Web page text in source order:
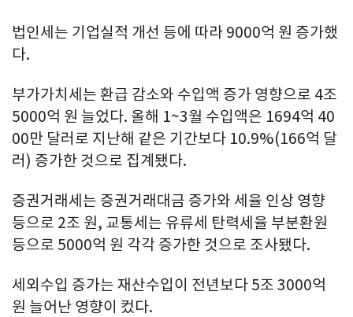
법인세는 기업실적 개선 등에 따라 9000억 원 증가했
다.
부가가치세는 환급 감소와 수입액 증가 영향으로 4조
5000억 원 늘었다. 올해 1~3월 수입액은 1694억 40
00만 달러로 지난해 같은 기간보다 10.9%(166억 달
러) 증가한 것으로 집계됐다.
증권거래세는 증권거래대금 증가와 세율 인상 영향
등으로 2조 원, 교통세는 유류세 탄력세율 부분환원
등으로 5000억 원 각각 증가한 것으로 조사됐다.
세외수입 증가는 재산수입이 전년보다 5조 3000억
원 늘어난 영향이 컸다.